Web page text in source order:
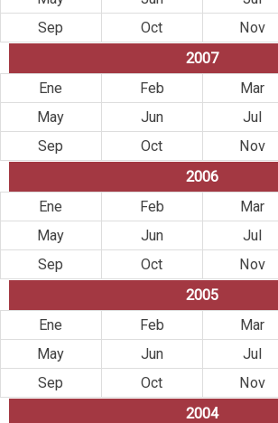
Sep
Oct Nov
2007
Ene
Feb Mar
May
Jun Jul
Sep
Oct Nov
2006
Ene
Feb Mar
May
Jun Jul
Sep
Oct Nov
2005
Ene
Feb Mar
May
Jun Jul
Sep
Oct Nov
2004